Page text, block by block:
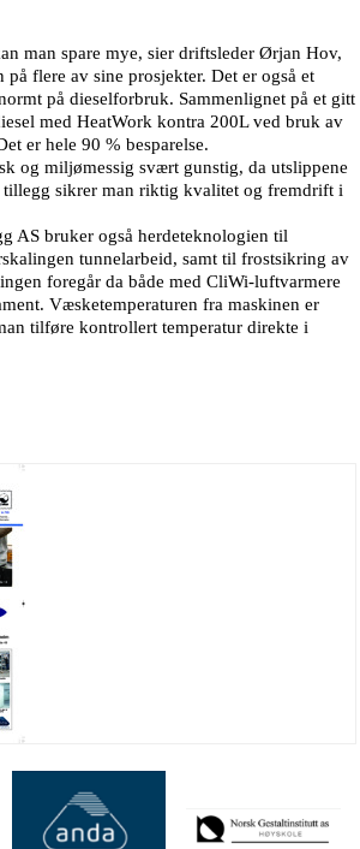
man spare mye, sier driftsleder Ørjan Hov,
flere av sine prosjekter. Det er også et
på dieselforbruk. Sammenlignet på et gitt
med HeatWork kontra 200L ved bruk av
er hele 90 % besparelse.
og miljømessig svært gunstig, da utslippene
tillegg sikrer man riktig kvalitet og fremdrift i
AS bruker også herdeteknologien til
tunnelarbeid, samt til frostsikring av
foregår da både med CliWi-luftvarmere
Væsketemperaturen fra maskinen er
tilføre kontrollert temperatur direkte i